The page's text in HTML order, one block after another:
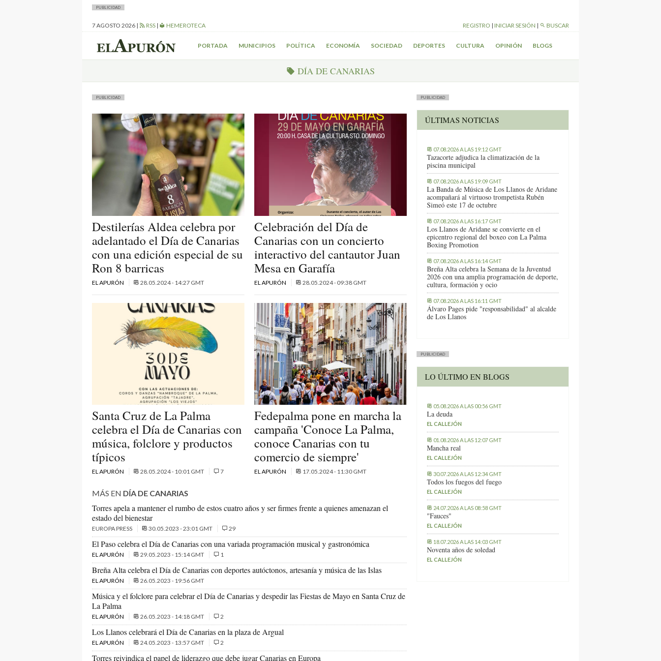
PUBLICIDAD
7 AGOSTO 2026 | RSS | HEMEROTECA REGISTRO | INICIAR SESIÓN | BUSCAR
PORTADA MUNICIPIOS POLÍTICA ECONOMÍA SOCIEDAD DEPORTES CULTURA OPINIÓN BLOGS
DÍA DE CANARIAS
PUBLICIDAD
Destilerías Aldea celebra por
adelantado el Día de Canarias
con una edición especial de su
Ron 8 barricas
EL APURÓN 28.05.2024 - 14:27 GMT
Santa Cruz de La Palma
celebra el Día de Canarias con
música, folclore y productos
típicos
EL APURÓN 28.05.2024 - 10:01 GMT 7
Celebración del Día de
Canarias con un concierto
interactivo del cantautor Juan
Mesa en Garafía
EL APURÓN 28.05.2024 - 09:38 GMT
Fedepalma pone en marcha la
campaña 'Conoce La Palma,
conoce Canarias con tu
comercio de siempre'
EL APURÓN 17.05.2024 - 11:30 GMT
MÁS EN DÍA DE CANARIAS
Torres apela a mantener el rumbo de estos cuatro años y ser firmes frente a quienes amenazan el
estado del bienestar
EUROPA PRESS 30.05.2023 - 23:01 GMT 29
El Paso celebra el Día de Canarias con una variada programación musical y gastronómica
EL APURÓN 29.05.2023 - 15:14 GMT 1
Breña Alta celebra el Día de Canarias con deportes autóctonos, artesanía y música de las Islas
EL APURÓN 26.05.2023 - 19:56 GMT
Música y el folclore para celebrar el Día de Canarias y despedir las Fiestas de Mayo en Santa Cruz de
La Palma
EL APURÓN 26.05.2023 - 14:18 GMT 2
Los Llanos celebrará el Día de Canarias en la plaza de Argual
EL APURÓN 24.05.2023 - 13:57 GMT 2
Torres reivindica el papel de liderazgo que debe jugar Canarias en Europa
PUBLICIDAD
ÚLTIMAS NOTICIAS
07.08.2026 A LAS 19:12 GMT
Tazacorte adjudica la climatización de la
piscina municipal
07.08.2026 A LAS 19:09 GMT
La Banda de Música de Los Llanos de Aridane
acompañará al virtuoso trompetista Rubén
Simeó este 17 de octubre
07.08.2026 A LAS 16:17 GMT
Los Llanos de Aridane se convierte en el
epicentro regional del boxeo con La Palma
Boxing Promotion
07.08.2026 A LAS 16:14 GMT
Breña Alta celebra la Semana de la Juventud
2026 con una amplia programación de deporte,
cultura, formación y ocio
07.08.2026 A LAS 16:11 GMT
Álvaro Pages pide "responsabilidad" al alcalde
de Los Llanos
PUBLICIDAD
LO ÚLTIMO EN BLOGS
05.08.2026 A LAS 00:56 GMT
La deuda
EL CALLEJÓN
01.08.2026 A LAS 12:07 GMT
Mancha real
EL CALLEJÓN
30.07.2026 A LAS 12:34 GMT
Todos los fuegos del fuego
EL CALLEJÓN
24.07.2026 A LAS 08:58 GMT
"Fauces"
EL CALLEJÓN
18.07.2026 A LAS 14:03 GMT
Noventa años de soledad
EL CALLEJÓN